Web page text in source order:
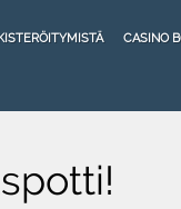
CASINO